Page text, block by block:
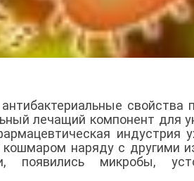
свойства
лечащий компонент для
индустрия
наряду с другими
появились микробы,